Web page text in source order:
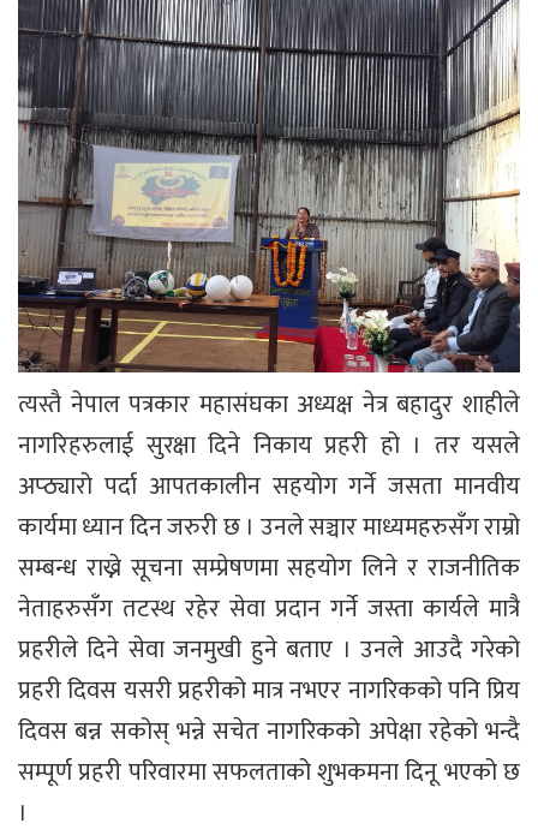
त्यस्तै नेपाल पत्रकार महासंघका अध्यक्ष नेत्र बहादुर शाहीले
नागरिहरुलाई सुरक्षा दिने निकाय प्रहरी हो । तर यसले
अप्ठ्यारो पर्दा आपतकालीन सहयोग गर्ने जसता मानवीय
कार्यमा ध्यान दिन जरुरी छ । उनले सञ्चार माध्यमहरुसँग राम्रो
सम्बन्ध राख्ने सूचना सम्प्रेषणमा सहयोग लिने र राजनीतिक
नेताहरुसँग तटस्थ रहेर सेवा प्रदान गर्ने जस्ता कार्यले मात्रै
प्रहरीले दिने सेवा जनमुखी हुने बताए । उनले आउदै गरेको
प्रहरी दिवस यसरी प्रहरीको मात्र नभएर नागरिकको पनि प्रिय
दिवस बन्न सकोस् भन्ने सचेत नागरिकको अपेक्षा रहेको भन्दै
सम्पूर्ण प्रहरी परिवारमा सफलताको शुभकमना दिनू भएको छ
।